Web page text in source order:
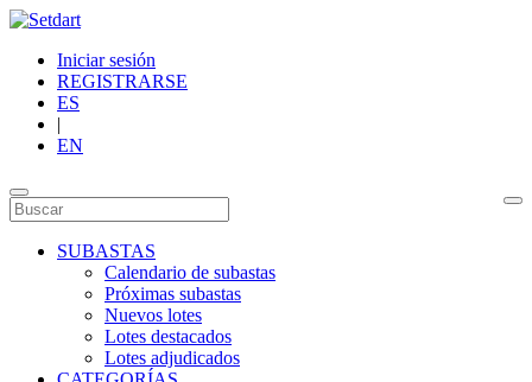
Iniciar sesión
REGISTRARSE
ES
|
EN
SUBASTAS
Calendario de subastas
Próximas subastas
Nuevos lotes
Lotes destacados
Lotes adjudicados